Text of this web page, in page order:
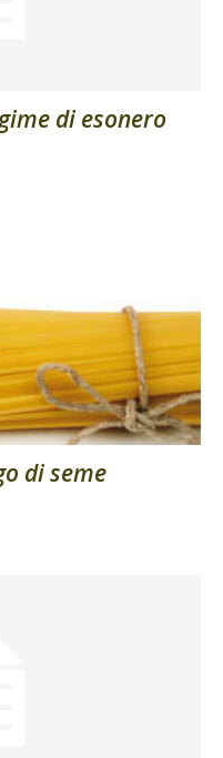
di esonero
di seme